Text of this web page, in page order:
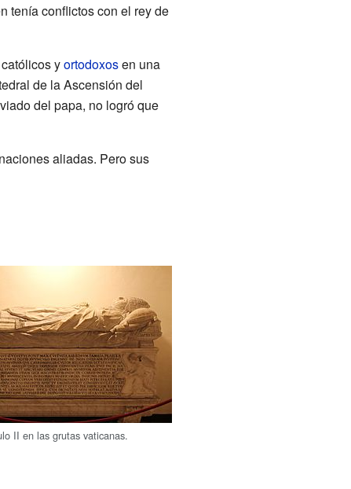
tenía conflictos con el rey de
yortodoxosen una
de la Ascensión del
del papa, no logró que
aliadas. Pero sus
II en las grutas vaticanas.